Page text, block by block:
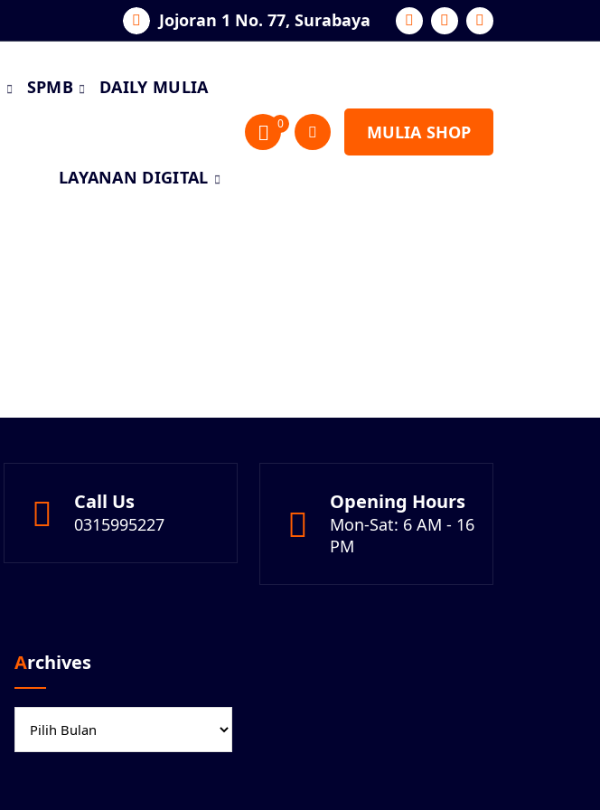
Jojoran 1 No. 77, Surabaya
SPMB DAILY MULIA
LAYANAN DIGITAL
0 MULIA SHOP
Call Us
0315995227
Opening Hours
Mon-Sat: 6 AM - 16
PM
Archives